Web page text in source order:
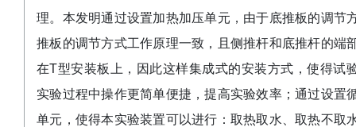
理。本发明通过设置加热加压单元，由于底推板的调节
推板的调节方式工作原理一致，且侧推杆和底推杆的端
在T型安装板上，因此这样集成式的安装方式，使得试
实验过程中操作更简单便捷，提高实验效率；通过设置
单元，使得本实验装置可以进行：取热取水、取热不取